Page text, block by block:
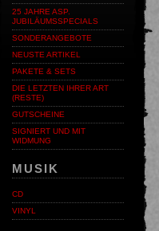
25 JAHRE ASP.
JUBILÄUMSSPECIALS
SONDERANGEBOTE
NEUSTE ARTIKEL
PAKETE & SETS
DIE LETZTEN IHRER ART
(RESTE)
GUTSCHEINE
SIGNIERT UND MIT
WIDMUNG
MUSIK
CD
VINYL